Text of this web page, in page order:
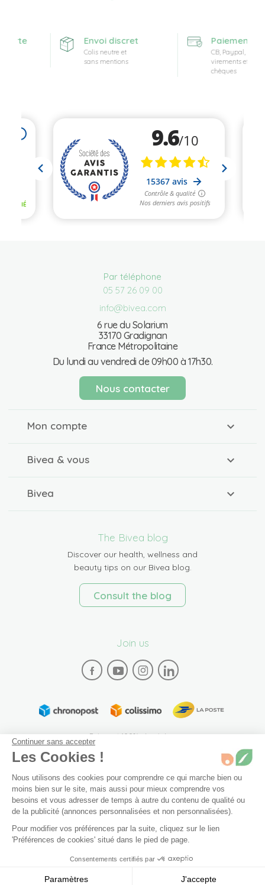
15 ml Dernier article en stock
Ajouter au panier 10 €
Envoi discret
Colis neutre et
sans mentions
Paiement
CB, Paypal,
virements et
chèques
Par téléphone
05 57 26 09 00
info@bivea.com
6 rue du Solarium
33170 Gradignan
France Métropolitaine
Du lundi au vendredi de 09h00 à 17h30.
Nous contacter
Mon compte
Bivea & vous
Bivea
The Bivea blog
Discover our health, wellness and
beauty tips on our Bivea blog.
Consult the blog
Join us
Paiement 100% sécurisé
Plan du site Mentions légales Conditions générales de vente
Archives Accessibilité: partiellement conforme (94%)
Préférences de cookies
© 2026 Bivea. Tous les droits sont réservés
Continuer sans accepter
Les Cookies !
Nous utilisons des cookies pour comprendre ce qui marche bien ou
moins bien sur le site, mais aussi pour mieux comprendre vos
besoins et vous adresser de temps à autre du contenu de qualité ou
de la publicité (annonces personnalisées et non personnalisées).
Pour modifier vos préférences par la suite, cliquez sur le lien
'Préférences de cookies' situé dans le pied de page.
Consentements certifiés par
Paramètres J'accepte